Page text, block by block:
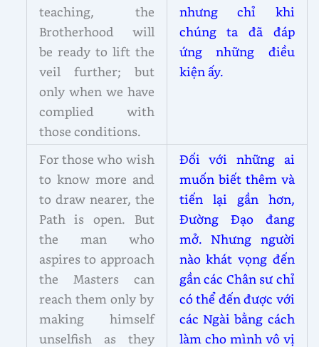
teaching, the
Brotherhood will
be ready to lift the
veil further; but
only when we have
complied with
those conditions.
nhưng chỉ khi
chúng ta đã đáp
ứng những điều
kiện ấy.
For those who wish
to know more and
to draw nearer, the
Path is open. But
the man who
aspires to approach
the Masters can
reach them only by
making himself
unselfish as they
Đối với những ai
muốn biết thêm và
tiến lại gần hơn,
Đường Đạo đang
mở. Nhưng người
nào khát vọng đến
gần các Chân sư chỉ
có thể đến được với
các Ngài bằng cách
làm cho mình vô vị